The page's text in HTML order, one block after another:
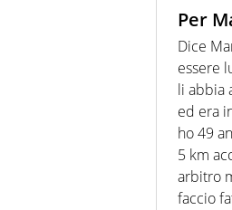
Per
Dice
essere
li abbia
ed era
ho 49
5 km
arbitro
faccio